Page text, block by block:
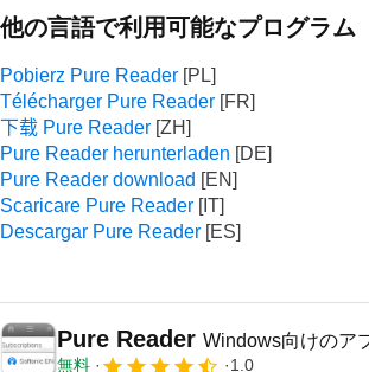
他の言語で利用可能なプログラム
Pobierz Pure Reader
Télécharger Pure Reader
下载 Pure Reader
Pure Reader herunterladen
Pure Reader download
Scaricare Pure Reader
Descargar Pure Reader
Pure Reader Windows向けのア
無料 1.0